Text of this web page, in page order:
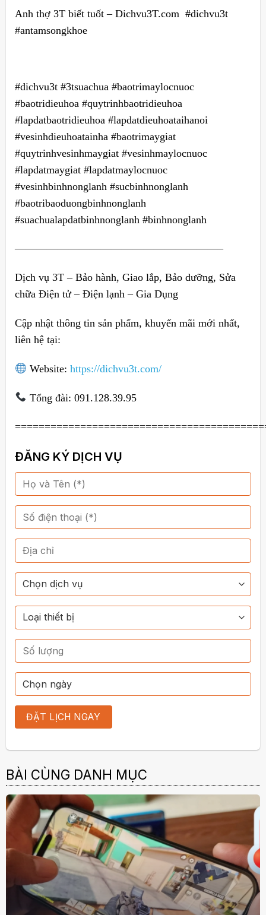
Anh thợ 3T biết tuốt – Dichvu3T.com #dichvu3t
#antamsongkhoe
#dichvu3t #3tsuachua #baotrimaylocnuoc
#baotridieuhoa #quytrinhbaotridieuhoa
#lapdatbaotridieuhoa #lapdatdieuhoataihanoi
#vesinhdieuhoatainha #baotrimaygiat
#quytrinhvesinhmaygiat #vesinhmaylocnuoc
#lapdatmaygiat #lapdatmaylocnuoc
#vesinhbinhnonglanh #sucbinhnonglanh
#baotribaoduongbinhnonglanh
#suachualapdatbinhnonglanh #binhnonglanh
———————————————————–
Dịch vụ 3T – Bảo hành, Giao lắp, Bảo dưỡng, Sửa
chữa Điện tử – Điện lạnh – Gia Dụng
Cập nhật thông tin sản phẩm, khuyến mãi mới nhất,
liên hệ tại:
Website:https://dichvu3t.com/
Tổng đài: 091.128.39.95
ĐĂNG KÝ DỊCH VỤ
BÀI CÙNG DANH MỤC